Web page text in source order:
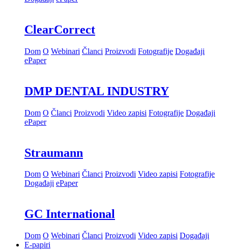
ClearCorrect
Dom O Webinari Članci Proizvodi Fotografije Događaji
ePaper
DMP DENTAL INDUSTRY
Dom O Članci Proizvodi Video zapisi Fotografije Događaji
ePaper
Straumann
Dom O Webinari Članci Proizvodi Video zapisi Fotografije
Događaji ePaper
GC International
Dom O Webinari Članci Proizvodi Video zapisi Događaji
E-papiri